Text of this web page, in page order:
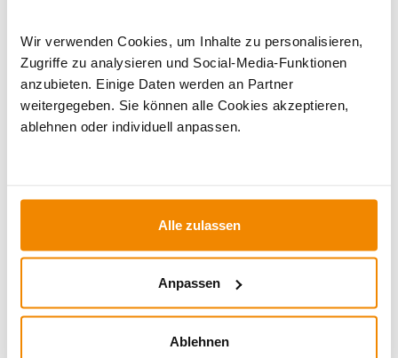
Wir verwenden Cookies, um Inhalte zu personalisieren,
Zugriffe zu analysieren und Social-Media-Funktionen
anzubieten. Einige Daten werden an Partner
weitergegeben. Sie können alle Cookies akzeptieren,
ablehnen oder individuell anpassen.
Alle zulassen
Anpassen
Ablehnen
Ihr Berater zum Thema Öfen und
Kamine:
Silvio Wirth berät Sie gern rund um das Thema
Kaminöfen. Keine Frage bleibt unbeantwortet, kein
Produkten? Dann kontaktieren Sie uns gern unter: